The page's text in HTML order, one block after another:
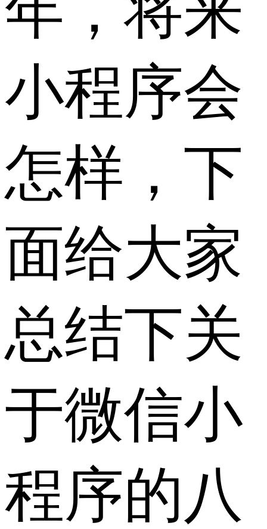
小程序会
怎样，下
面给大家
总结下关
于微信小
程序的八